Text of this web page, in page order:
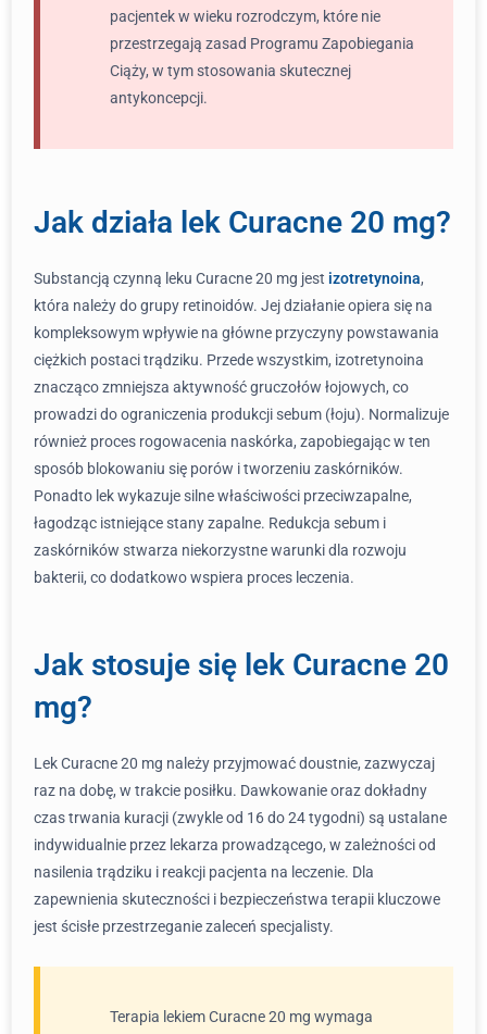
pacjentek w wieku rozrodczym, które nie
przestrzegają zasad Programu Zapobiegania
Ciąży, w tym stosowania skutecznej
antykoncepcji.
Jak działa lek Curacne 20 mg?
Substancją czynną leku Curacne 20 mg jest izotretynoina,
która należy do grupy retinoidów. Jej działanie opiera się na
kompleksowym wpływie na główne przyczyny powstawania
ciężkich postaci trądziku. Przede wszystkim, izotretynoina
znacząco zmniejsza aktywność gruczołów łojowych, co
prowadzi do ograniczenia produkcji sebum (łoju). Normalizuje
również proces rogowacenia naskórka, zapobiegając w ten
sposób blokowaniu się porów i tworzeniu zaskórników.
Ponadto lek wykazuje silne właściwości przeciwzapalne,
łagodząc istniejące stany zapalne. Redukcja sebum i
zaskórników stwarza niekorzystne warunki dla rozwoju
bakterii, co dodatkowo wspiera proces leczenia.
Jak stosuje się lek Curacne 20
mg?
Lek Curacne 20 mg należy przyjmować doustnie, zazwyczaj
raz na dobę, w trakcie posiłku. Dawkowanie oraz dokładny
czas trwania kuracji (zwykle od 16 do 24 tygodni) są ustalane
indywidualnie przez lekarza prowadzącego, w zależności od
nasilenia trądziku i reakcji pacjenta na leczenie. Dla
zapewnienia skuteczności i bezpieczeństwa terapii kluczowe
jest ścisłe przestrzeganie zaleceń specjalisty.
Terapia lekiem Curacne 20 mg wymaga